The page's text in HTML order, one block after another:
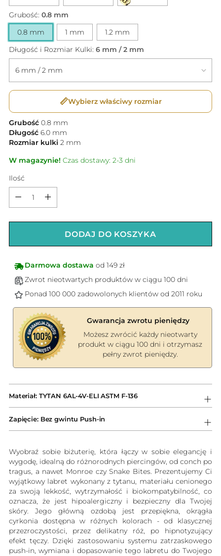
Grubość: 0.8 mm
0.8 mm 1 mm 1.2 mm
Długość i Rozmiar Kulki: 6 mm / 2 mm
📏Wybierz właściwy rozmiar
Grubość 0.8 mm
Długość 6.0 mm
Rozmiar kulki 2 mm
W magazynie! Czas dostawy: 2-3 dni
Ilość
DODAJ DO KOSZYKA
Darmowa dostawa od 149 zł
Zwrot nieotwartych produktów w ciągu 100 dni
Ponad 100 000 zadowolonych klientów od 2011 roku
Gwarancja zwrotu pieniędzy
Możesz zwrócić każdy nieotwarty
produkt w ciągu 100 dni i otrzymasz
pełny zwrot pieniędzy.
do
koszyka
Materiał: TYTAN 6AL-4V-ELI ASTM F-136
Zapięcie: Bez gwintu Push-in
Wyobraź sobie biżuterię, która łączy w sobie elegancję i
wygodę, idealną do różnorodnych piercingów, od conch po
tragus, a nawet Monroe czy Snake Bites. Prezentujemy Ci
wyjątkowy labret wykonany z tytanu, materiału cenionego
za swoją lekkość, wytrzymałość i biokompatybilność, co
oznacza, że jest hipoalergiczny i bezpieczny dla Twojej
skóry. Jego główną ozdobą jest przepiękna, okrągła
cyrkonia dostępna w różnych kolorach - od klasycznej
przezroczystości, przez delikatny róż, po hipnotyzujący
efekt tęczy. Dzięki zastosowaniu systemu zatrzaskowego
push-in, wymiana i dopasowanie tego labretu do Twojego